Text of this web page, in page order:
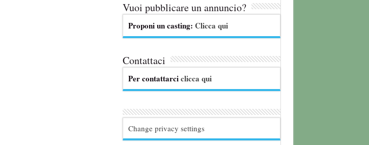
Vuoi pubblicare un annuncio?
Proponi un casting: Clicca qui
Contattaci
Per contattarciclicca qui
Change privacy settings